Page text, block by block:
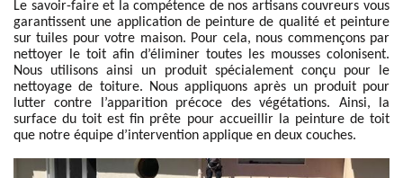
Le savoir-faire et la compétence de nos artisans couvreurs vous
garantissent une application de peinture de qualité et peinture
sur tuiles pour votre maison. Pour cela, nous commençons par
nettoyer le toit afin d’éliminer toutes les mousses colonisent.
Nous utilisons ainsi un produit spécialement conçu pour le
nettoyage de toiture. Nous appliquons après un produit pour
lutter contre l’apparition précoce des végétations. Ainsi, la
surface du toit est fin prête pour accueillir la peinture de toit
que notre équipe d’intervention applique en deux couches.